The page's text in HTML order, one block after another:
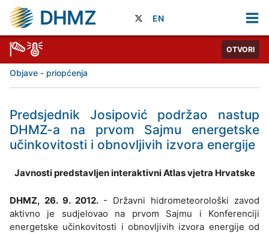
DHMZ EN
OTVORI
Objave - priopćenja
Predsjednik Josipović podržao nastup
DHMZ-a na prvom Sajmu energetske
učinkovitosti i obnovljivih izvora energije
Javnosti predstavljen interaktivni Atlas vjetra Hrvatske
DHMZ, 26. 9. 2012. - Državni hidrometeorološki zavod
aktivno je sudjelovao na prvom Sajmu i Konferenciji
energetske učinkovitosti i obnovljivih izvora energije od